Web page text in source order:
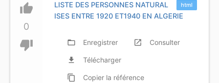
thumb_up
0
thumb_down
html
LISTE DES PERSONNES NATURAL
ISES ENTRE 1920 ET1940 EN ALGERIE
folder_open Enregistrer launch Consulter
file_download Télécharger
content_copy Copier la référence